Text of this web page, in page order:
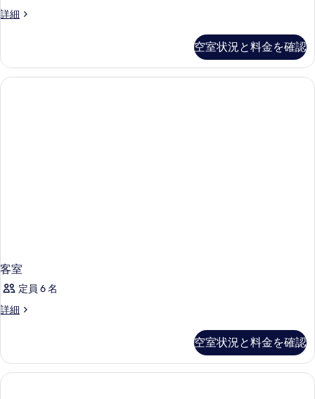
詳細
客
細
空室状況と料金を確認
客室
定員 6 名
詳細
客
細
空室状況と料金を確認